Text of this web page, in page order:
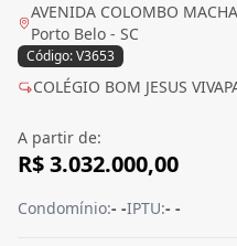
AVENIDA COLOMBO
Porto Belo - SC
Código: V3653
COLÉGIO BOM JESUS
A partir de:
R$ 3.032.000,00
Condomínio:- -IPTU:- -